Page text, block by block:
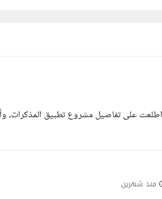
اطلعت على تفاصيل مشروع تطبيق المذكرات،
منذ شهرين